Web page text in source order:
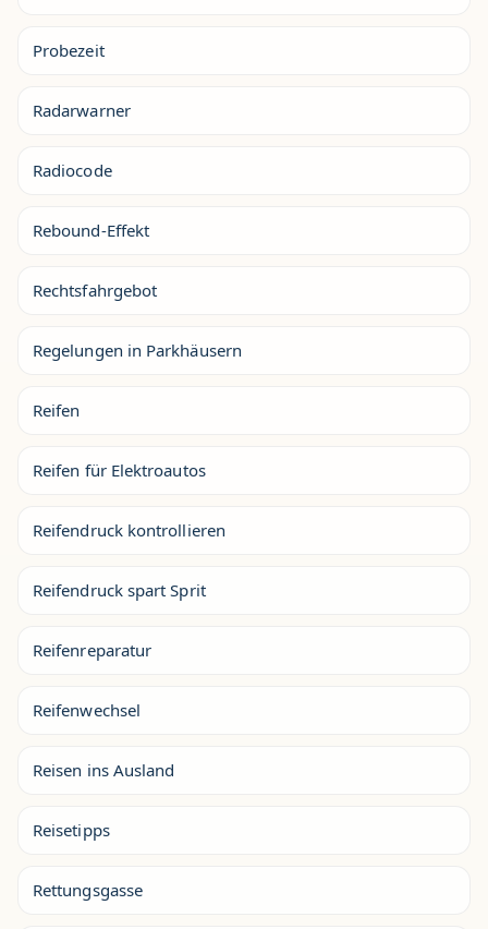
Probezeit
Radarwarner
Radiocode
Rebound-Effekt
Rechtsfahrgebot
Regelungen in Parkhäusern
Reifen
Reifen für Elektroautos
Reifendruck kontrollieren
Reifendruck spart Sprit
Reifenreparatur
Reifenwechsel
Reisen ins Ausland
Reisetipps
Rettungsgasse